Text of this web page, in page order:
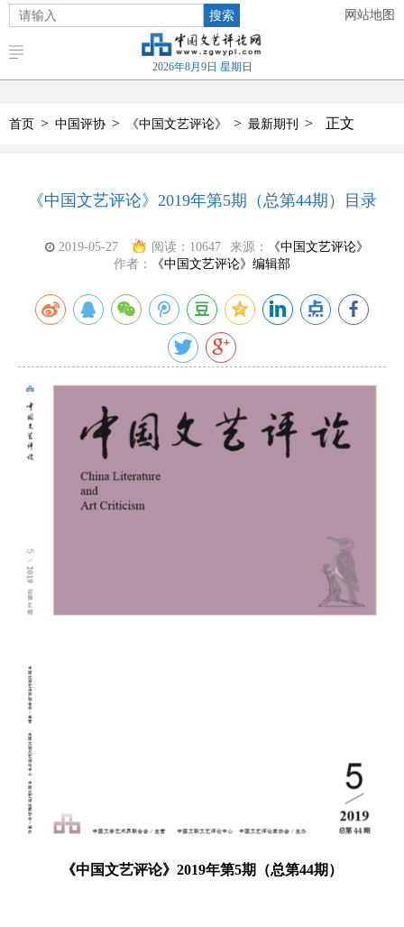
搜索 网站地图
2026年8月9日 星期日
首页 > 中国评协 > 《中国文艺评论》 > 最新期刊 > 正文
《中国文艺评论》2019年第5期（总第44期）目录
2019-05-27 阅读： 10647 来源：
《中国文艺评论》
作者：
《中国文艺评论》编辑部
《中国文艺评论》2019年第5期（总第44期）